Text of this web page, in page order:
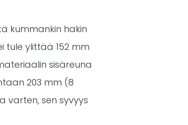
kummankin hakin
tule ylittää 152 mm
sisäreuna
203 mm (8
varten, sen syvyys